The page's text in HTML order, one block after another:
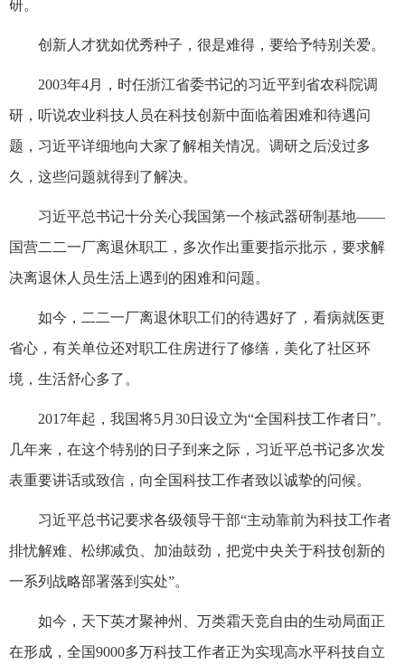
研。
创新人才犹如优秀种子，很是难得，要给予特别关爱。
2003年4月，时任浙江省委书记的习近平到省农科院调
研，听说农业科技人员在科技创新中面临着困难和待遇问
题，习近平详细地向大家了解相关情况。调研之后没过多
久，这些问题就得到了解决。
习近平总书记十分关心我国第一个核武器研制基地——
国营二二一厂离退休职工，多次作出重要指示批示，要求解
决离退休人员生活上遇到的困难和问题。
如今，二二一厂离退休职工们的待遇好了，看病就医更
省心，有关单位还对职工住房进行了修缮，美化了社区环
境，生活舒心多了。
2017年起，我国将5月30日设立为“全国科技工作者日”。
几年来，在这个特别的日子到来之际，习近平总书记多次发
表重要讲话或致信，向全国科技工作者致以诚挚的问候。
习近平总书记要求各级领导干部“主动靠前为科技工作者
排忧解难、松绑减负、加油鼓劲，把党中央关于科技创新的
一系列战略部署落到实处”。
如今，天下英才聚神州、万类霜天竞自由的生动局面正
在形成，全国9000多万科技工作者正为实现高水平科技自立